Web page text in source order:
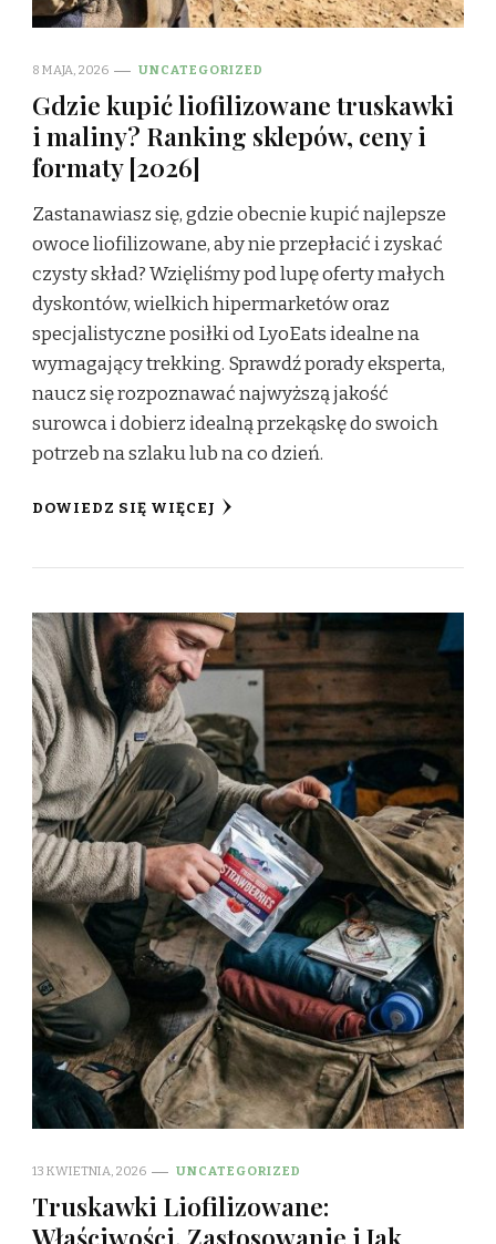
8 MAJA, 2026 UNCATEGORIZED
Gdzie kupić liofilizowane truskawki
i maliny? Ranking sklepów, ceny i
formaty [2026]
Zastanawiasz się, gdzie obecnie kupić najlepsze
owoce liofilizowane, aby nie przepłacić i zyskać
czysty skład? Wzięliśmy pod lupę oferty małych
dyskontów, wielkich hipermarketów oraz
specjalistyczne posiłki od LyoEats idealne na
wymagający trekking. Sprawdź porady eksperta,
naucz się rozpoznawać najwyższą jakość
surowca i dobierz idealną przekąskę do swoich
potrzeb na szlaku lub na co dzień.
DOWIEDZ SIĘ WIĘCEJ
13 KWIETNIA, 2026 UNCATEGORIZED
Truskawki Liofilizowane:
Właściwości, Zastosowanie i Jak